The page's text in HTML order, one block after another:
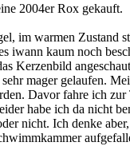
2004er Rox gekauft.
im warmen Zustand
iwann kaum noch
Kerzenbild
mager gelaufen.
Davor fahre ich zur
habe ich da nicht
nicht. Ich denke